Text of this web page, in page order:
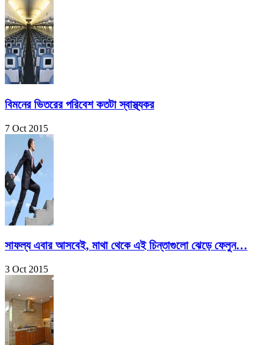
বিমনের ভিতরের পরিবেশ কতটা স্বাস্থ্যকর
7 Oct 2015
সাফল্য এবার আসবেই, মাথা থেকে এই চিন্তাগুলো ঝেড়ে ফেলুন…
3 Oct 2015